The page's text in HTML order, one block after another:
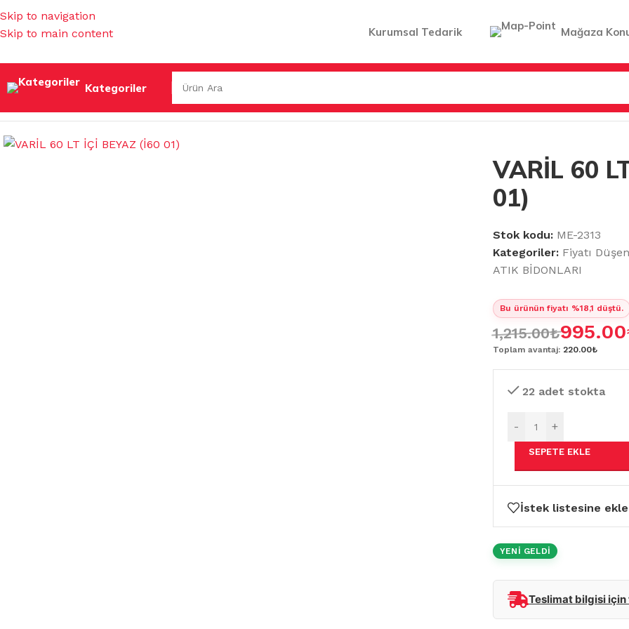
Skip to navigation
Skip to main content
Kurumsal Tedarik Mağaza
Kategoriler
SU & YAĞ & ATIK BİDONLARI/VARİL 60 LT İÇİ BEYAZ (İ60 01)
VARİL 60
01)
Stok kodu: ME-2313
Kategoriler: Fiyatı
ATIK BİDONLARI
Bu ürünün fiyatı %18,1 düştü.
1,215.00₺995.00
Toplam avantaj: 220.00₺
22 adet stokta
- +
SEPETE EKLE
İstek listesine ekle
YENİ GELDİ
Teslimat bilgisi için